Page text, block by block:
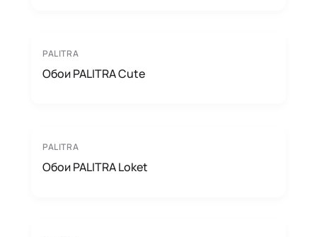
PALITRA
Обои PALITRA Cute
PALITRA
Обои PALITRA Loket